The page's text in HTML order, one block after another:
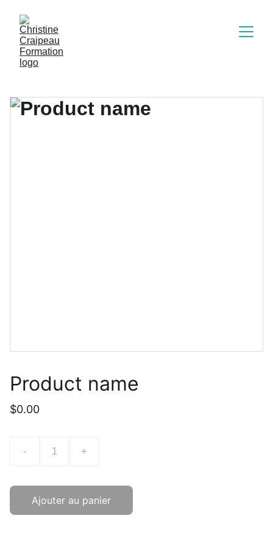
Product name
$0.00
- +
Ajouter au panier